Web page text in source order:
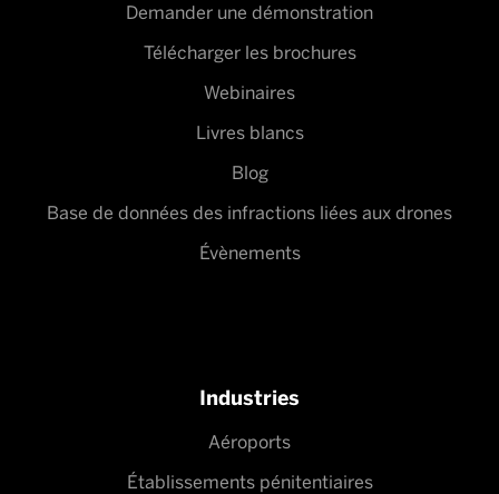
Demander une démonstration
Télécharger les brochures
Webinaires
Livres blancs
Blog
Base de données des infractions liées aux drones
Évènements
Industries
Aéroports
Établissements pénitentiaires